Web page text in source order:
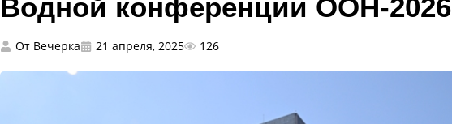
Водной конференции ООН-2026
От Вечерка 21 апреля, 2025 126